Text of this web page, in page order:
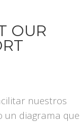
OUR
nuestros
diagrama que